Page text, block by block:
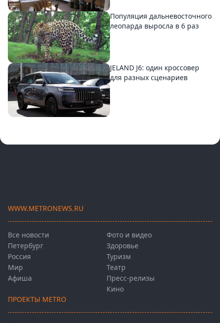
Популяция дальневосточного
леопарда выросла в 6 раз
JELAND J6: один кроссовер
для разных сценариев
WWW.METRONEWS.RU
Все новости
Петербург
Россия
Мир
Афиша
Фото и видео
Здоровье
Туризм
Театр
Пресс-релизы
Кино
ПРОЕКТЫ METRO